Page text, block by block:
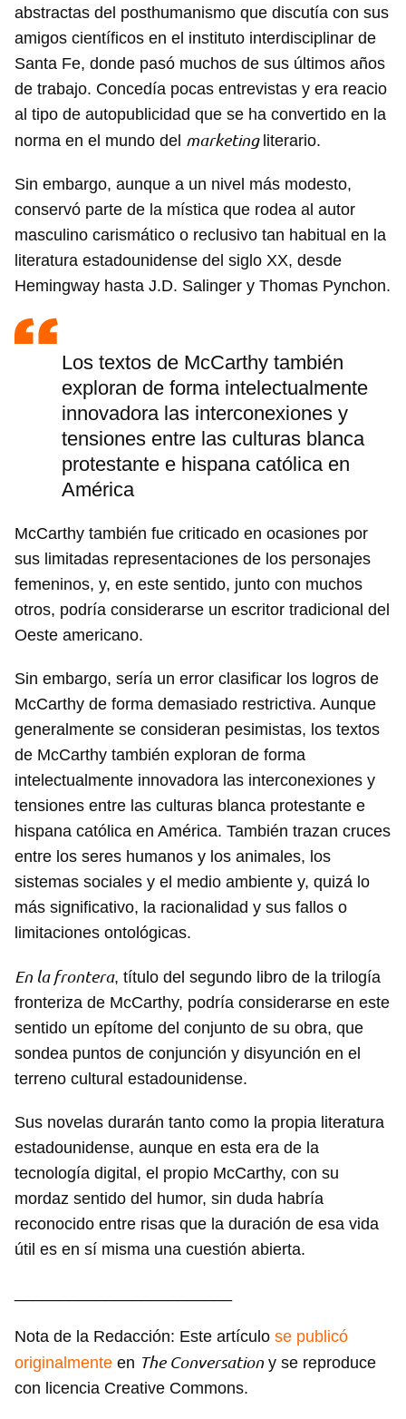
Guardar como favorito
iniciar sesión con tu cuenta de 14ymedio.
abstractas del posthumanismo que discutía con sus
amigos científicos en el instituto interdisciplinar de
Santa Fe, donde pasó muchos de sus últimos años
de trabajo. Concedía pocas entrevistas y era reacio
al tipo de autopublicidad que se ha convertido en la
norma en el mundo del marketing literario.
Sin embargo, aunque a un nivel más modesto,
conservó parte de la mística que rodea al autor
masculino carismático o reclusivo tan habitual en la
literatura estadounidense del siglo XX, desde
Hemingway hasta J.D. Salinger y Thomas Pynchon.
Los textos de McCarthy también
exploran de forma intelectualmente
innovadora las interconexiones y
tensiones entre las culturas blanca
protestante e hispana católica en
América
McCarthy también fue criticado en ocasiones por
sus limitadas representaciones de los personajes
femeninos, y, en este sentido, junto con muchos
otros, podría considerarse un escritor tradicional del
Oeste americano.
Sin embargo, sería un error clasificar los logros de
McCarthy de forma demasiado restrictiva. Aunque
generalmente se consideran pesimistas, los textos
de McCarthy también exploran de forma
intelectualmente innovadora las interconexiones y
tensiones entre las culturas blanca protestante e
hispana católica en América. También trazan cruces
entre los seres humanos y los animales, los
sistemas sociales y el medio ambiente y, quizá lo
más significativo, la racionalidad y sus fallos o
limitaciones ontológicas.
En la frontera, título del segundo libro de la trilogía
fronteriza de McCarthy, podría considerarse en este
sentido un epítome del conjunto de su obra, que
sondea puntos de conjunción y disyunción en el
terreno cultural estadounidense.
Sus novelas durarán tanto como la propia literatura
estadounidense, aunque en esta era de la
tecnología digital, el propio McCarthy, con su
mordaz sentido del humor, sin duda habría
reconocido entre risas que la duración de esa vida
útil es en sí misma una cuestión abierta.
Nota de la Redacción: Este artículo se publicó
originalmente en The Conversation y se reproduce
con licencia Creative Commons.